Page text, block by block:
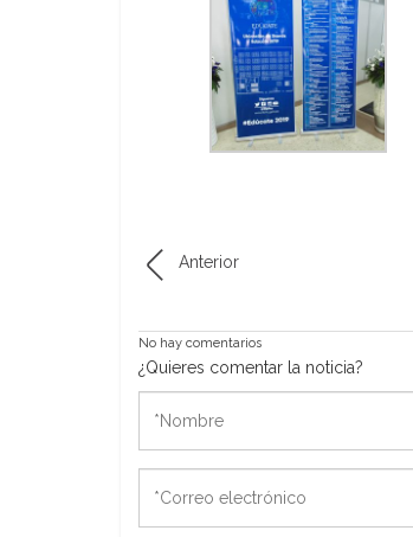
Anterior
No hay comentarios
¿Quieres comentar la noticia?
electrónico